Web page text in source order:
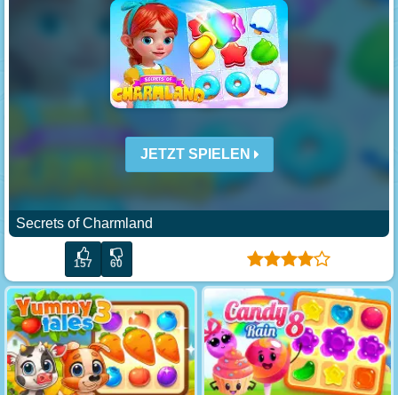
JETZT SPIELEN
Secrets of Charmland
157 60